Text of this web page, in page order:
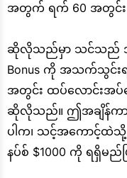
အတွက် ရက် 60 အတွင်း
ဆိုလိုသည်မှာ သင်သည် အန
Bonus ကို အသက်သွင်းရ
အတွင်း ထပ်လောင်းအပ်
ဆိုလိုသည်။ ဤအချိန်ကာ
ပါက၊ သင့်အကောင့်ထဲသို့
နပ်စ် $1000 ကို ရရှိမည်